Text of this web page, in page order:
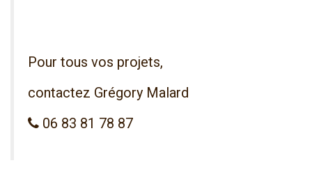
Pour tous vos projets,
contactez Grégory Malard
06 83 81 78 87